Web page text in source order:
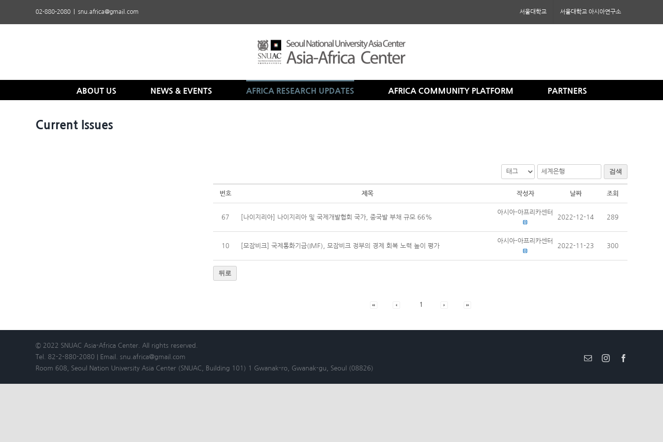
02-880-2080 snu.africa@gmail.com 서울대학교 서울대학교 아시아연구소
ABOUT US NEWS & EVENTS AFRICA RESEARCH UPDATES AFRICA COMMUNITY PLATFORM PARTNERS
Current Issues
검색
번호 제목 작성자 날짜 조회
67 [나이지리아] 나이지리아 및 국제개발협회 국가, 중국발 부채 규모 66%
아시아-아프리카센터
2022-12-14 289
10 [모잠비크] 국제통화기금(IMF), 모잠비크 정부의 경제 회복 노력 높이 평가
아시아-아프리카센터
2022-11-23 300
뒤로
1
© 2022 SNUAC Asia-Africa Center. All rights reserved.
Tel. 82-2-880-2080 | Email. snu.africa@gmail.com
Room 608, Seoul Nation University Asia Center (SNUAC, Building 101) 1 Gwanak-ro, Gwanak-gu, Seoul (08826)
EmailInstagram